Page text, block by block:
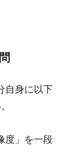
自身に以下
度」を一段